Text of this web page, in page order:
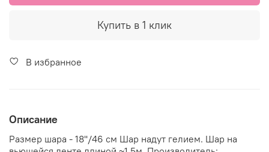
Купить в 1 клик
В избранное
Описание
Размер шара - 18''/46 см Шар надут гелием. Шар на